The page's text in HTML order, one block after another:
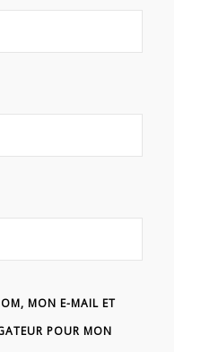
MON E-MAIL ET
POUR MON